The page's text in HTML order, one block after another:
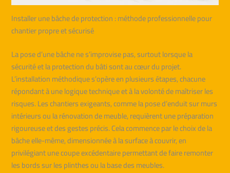
Installer une bâche de protection : méthode professionnelle pour
chantier propre et sécurisé
La pose d’une bâche ne s’improvise pas, surtout lorsque la
sécurité et la protection du bâti sont au cœur du projet.
L’installation méthodique s’opère en plusieurs étapes, chacune
répondant à une logique technique et à la volonté de maîtriser les
risques. Les chantiers exigeants, comme la pose d’enduit sur murs
intérieurs ou la rénovation de meuble, requièrent une préparation
rigoureuse et des gestes précis. Cela commence par le choix de la
bâche elle-même, dimensionnée à la surface à couvrir, en
privilégiant une coupe excédentaire permettant de faire remonter
les bords sur les plinthes ou la base des meubles.